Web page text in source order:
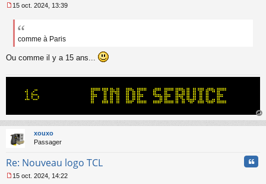
e
a
g
15 oct. 2024, 13:39
comme à Paris
Ou comme il y a 15 ans...
au
xouxo
Passager
Re: Nouveau logo TCL
15 oct. 2024, 14:22